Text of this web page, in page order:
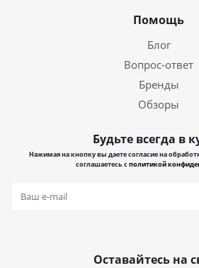
Помощь
Блог
Вопрос-ответ
Бренды
Обзоры
Будьте всегда в
Нажимая на кнопку вы даете согласие на
соглашаетесь сполитикой
Оставайтесь на